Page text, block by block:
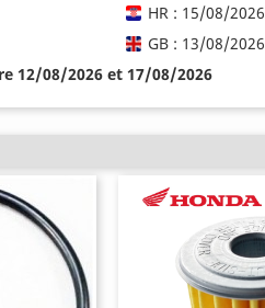
HR : 15/08/2026
GB : 13/08/2026
12/08/2026 et 17/08/2026